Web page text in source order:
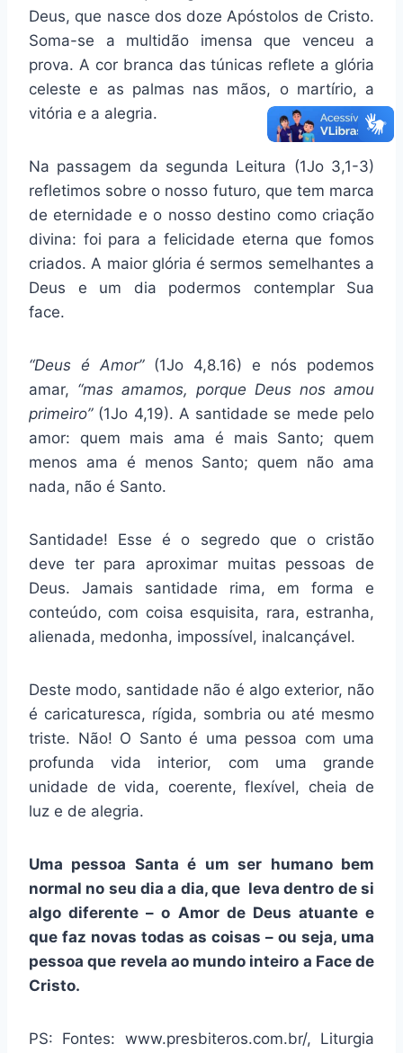
Deus, que nasce dos doze Apóstolos de Cristo.
Soma-se a multidão imensa que venceu a
prova. A cor branca das túnicas reflete a glória
celeste e as palmas nas mãos, o martírio, a
vitória e a alegria.
Na passagem da segunda Leitura (1Jo 3,1-3)
refletimos sobre o nosso futuro, que tem marca
de eternidade e o nosso destino como criação
divina: foi para a felicidade eterna que fomos
criados. A maior glória é sermos semelhantes a
Deus e um dia podermos contemplar Sua
face.
“Deus é Amor” (1Jo 4,8.16) e nós podemos
amar, “mas amamos, porque Deus nos amou
primeiro” (1Jo 4,19). A santidade se mede pelo
amor: quem mais ama é mais Santo; quem
menos ama é menos Santo; quem não ama
nada, não é Santo.
Santidade! Esse é o segredo que o cristão
deve ter para aproximar muitas pessoas de
Deus. Jamais santidade rima, em forma e
conteúdo, com coisa esquisita, rara, estranha,
alienada, medonha, impossível, inalcançável.
Deste modo, santidade não é algo exterior, não
é caricaturesca, rígida, sombria ou até mesmo
triste. Não! O Santo é uma pessoa com uma
profunda vida interior, com uma grande
unidade de vida, coerente, flexível, cheia de
luz e de alegria.
Uma pessoa Santa é um ser humano bem
normal no seu dia a dia, que leva dentro de si
algo diferente – o Amor de Deus atuante e
que faz novas todas as coisas – ou seja, uma
pessoa que revela ao mundo inteiro a Face de
Cristo.
PS: Fontes: www.presbiteros.com.br/, Liturgia